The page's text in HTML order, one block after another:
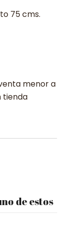
75 cms.
menor a
tienda
de estos